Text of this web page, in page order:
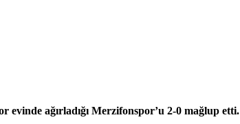
ağırladığı Merzifonspor’u 2-0 mağlup etti.